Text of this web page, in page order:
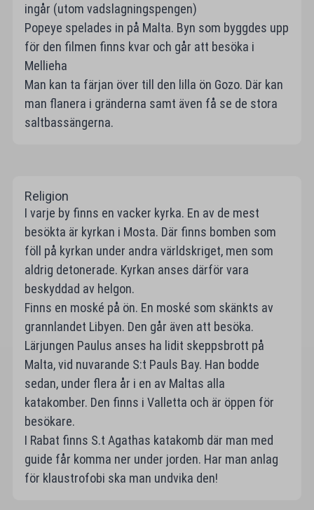
ingår (utom vadslagningspengen)
Popeye spelades in på Malta. Byn som byggdes upp
för den filmen finns kvar och går att besöka i
Mellieha
Man kan ta färjan över till den lilla ön Gozo. Där kan
man flanera i gränderna samt även få se de stora
saltbassängerna.
Religion
I varje by finns en vacker kyrka. En av de mest
besökta är kyrkan i Mosta. Där finns bomben som
föll på kyrkan under andra världskriget, men som
aldrig detonerade. Kyrkan anses därför vara
beskyddad av helgon.
Finns en moské på ön. En moské som skänkts av
grannlandet Libyen. Den går även att besöka.
Lärjungen Paulus anses ha lidit skeppsbrott på
Malta, vid nuvarande S:t Pauls Bay. Han bodde
sedan, under flera år i en av Maltas alla
katakomber. Den finns i Valletta och är öppen för
besökare.
I Rabat finns S.t Agathas katakomb där man med
guide får komma ner under jorden. Har man anlag
för klaustrofobi ska man undvika den!